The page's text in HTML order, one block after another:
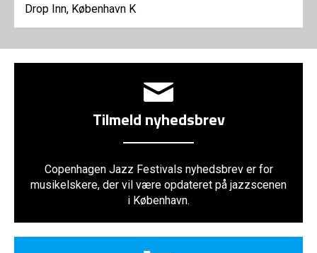
Drop Inn, København K
Tilmeld nyhedsbrev
Copenhagen Jazz Festivals nyhedsbrev er for
musikelskere, der vil være opdateret på jazzscenen
i København.